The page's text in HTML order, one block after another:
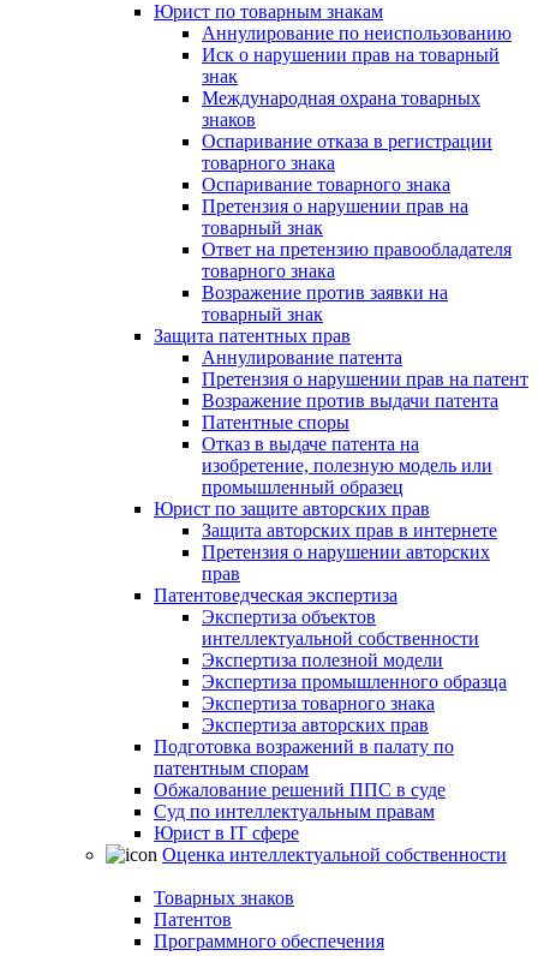
Юрист по товарным знакам
Аннулирование по неиспользованию
Иск о нарушении прав на товарный
знак
Международная охрана товарных
знаков
Оспаривание отказа в регистрации
товарного знака
Оспаривание товарного знака
Претензия о нарушении прав на
товарный знак
Ответ на претензию правообладателя
товарного знака
Возражение против заявки на
товарный знак
Защита патентных прав
Аннулирование патента
Претензия о нарушении прав на патент
Возражение против выдачи патента
Патентные споры
Отказ в выдаче патента на
изобретение, полезную модель или
промышленный образец
Юрист по защите авторских прав
Защита авторских прав в интернете
Претензия о нарушении авторских
прав
Патентоведческая экспертиза
Экспертиза объектов
интеллектуальной собственности
Экспертиза полезной модели
Экспертиза промышленного образца
Экспертиза товарного знака
Экспертиза авторских прав
Подготовка возражений в палату по
патентным спорам
Обжалование решений ППС в суде
Суд по интеллектуальным правам
Юрист в IT сфере
Оценка интеллектуальной собственности
Товарных знаков
Патентов
Программного обеспечения